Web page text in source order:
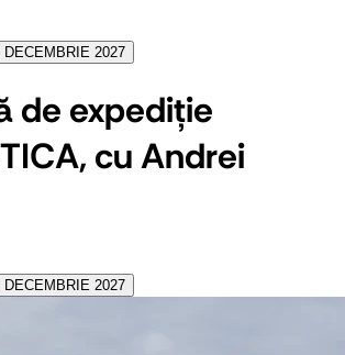
2027
de expediție
cu Andrei
2027